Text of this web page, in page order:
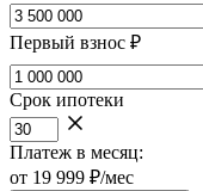
Первый взнос ₽
Срок ипотеки
Платеж в месяц:
от 19 999 ₽/мес